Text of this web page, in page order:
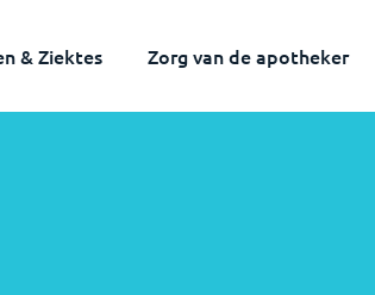
& Ziektes Zorg van de apotheker